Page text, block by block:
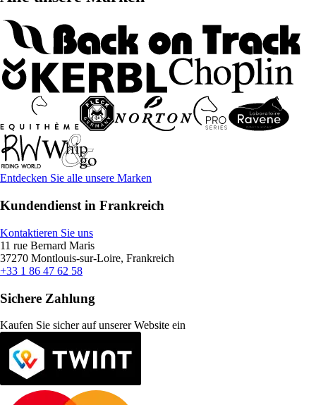
Entdecken Sie alle unsere Marken
Kundendienst in Frankreich
Kontaktieren Sie uns
11 rue Bernard Maris
37270 Montlouis-sur-Loire, Frankreich
+33 1 86 47 62 58
Sichere Zahlung
Kaufen Sie sicher auf unserer Website ein